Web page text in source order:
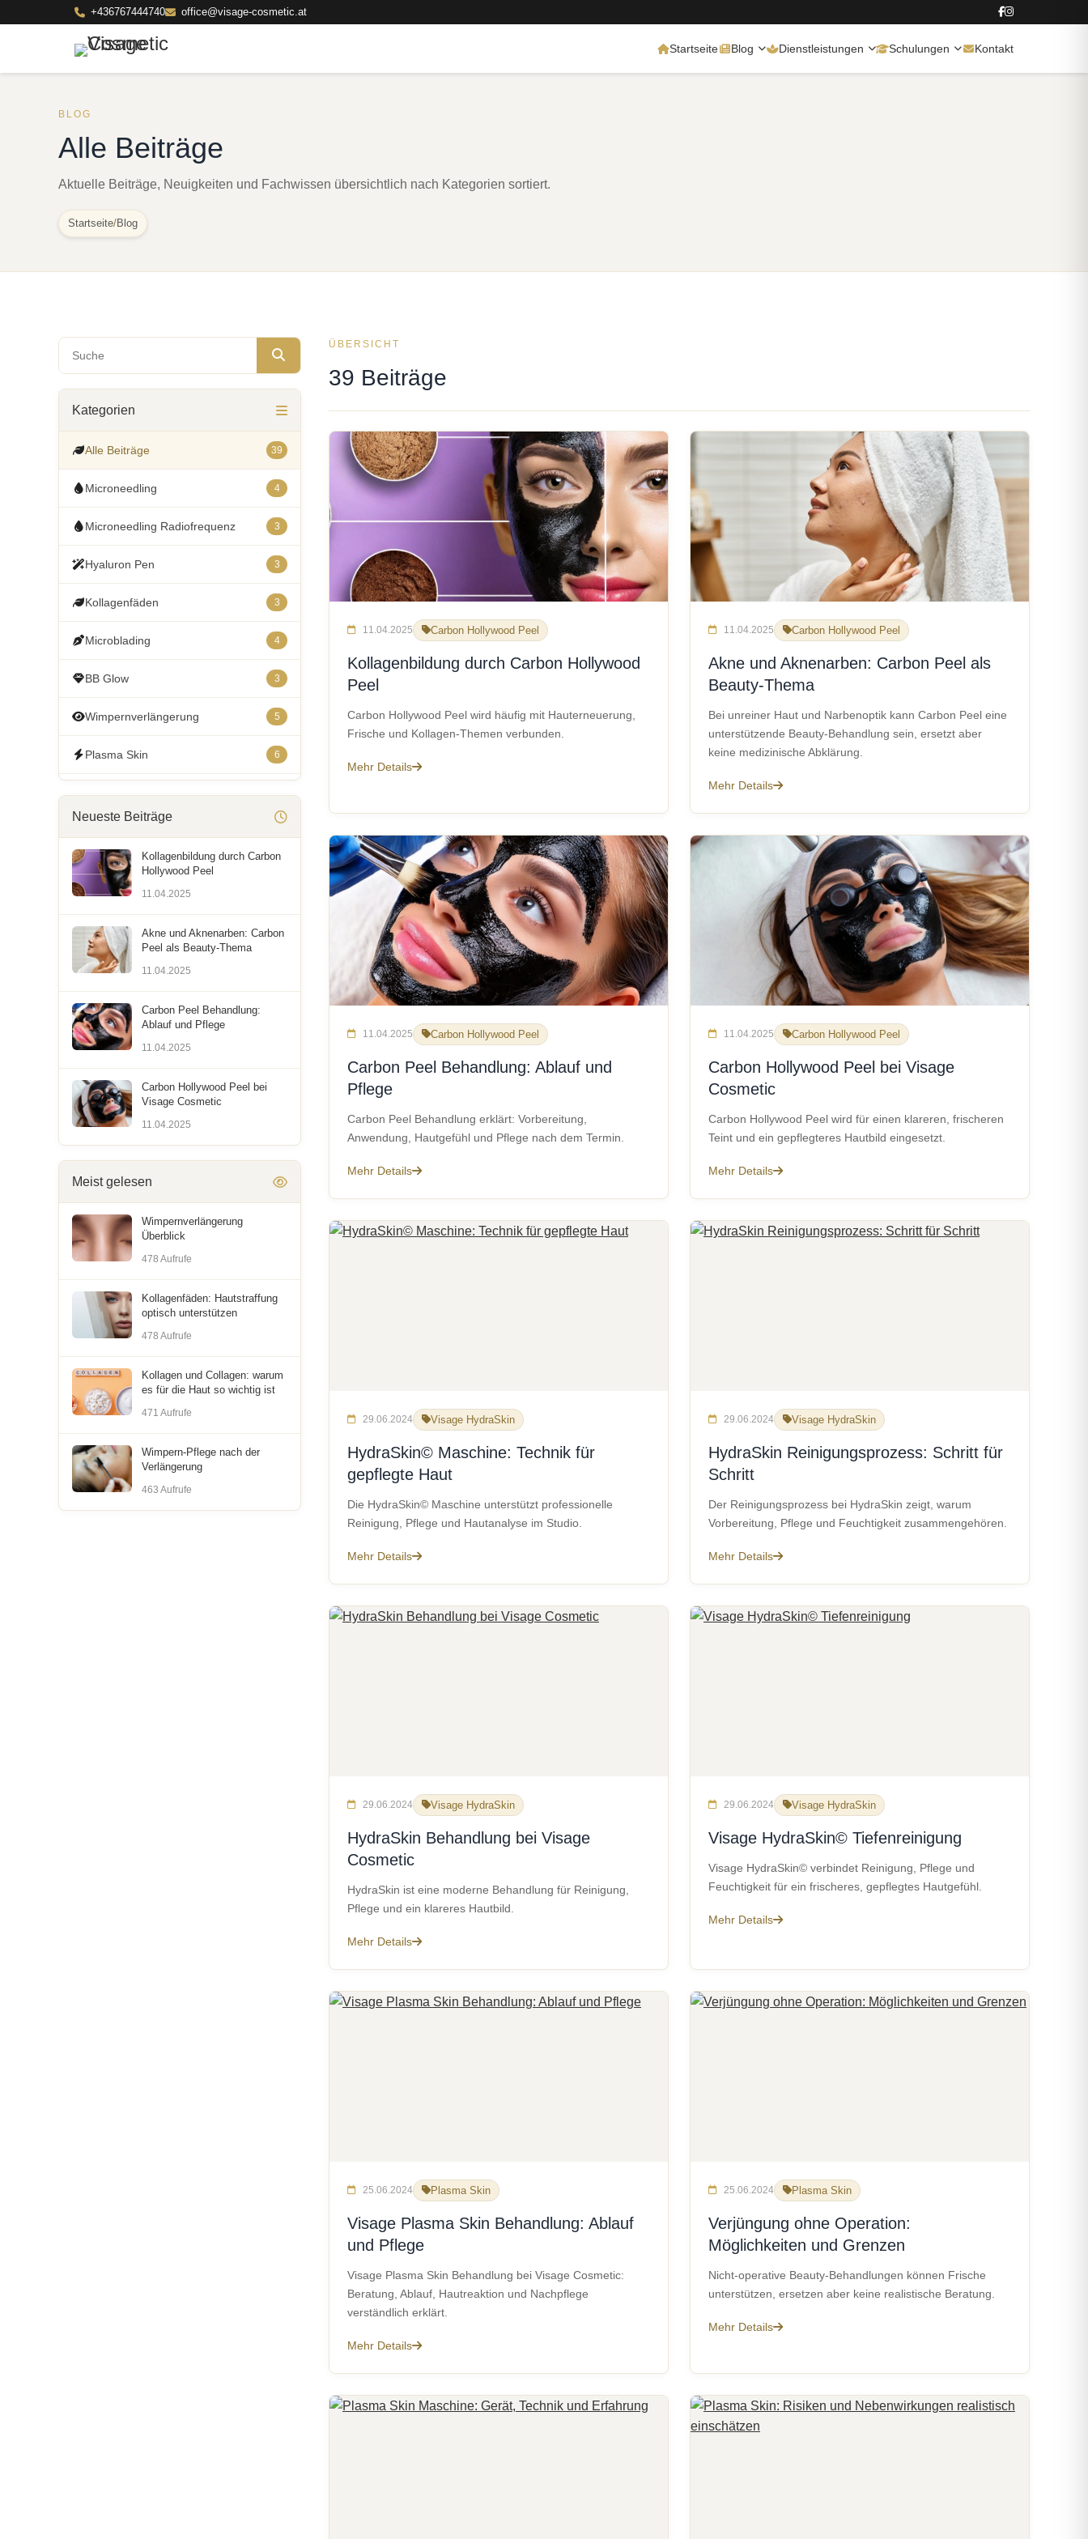
+436767444740 office@visage-cosmetic.at
Startseite Blog Dienstleistungen Schulungen Kontakt
BLOG
Alle Beiträge
Aktuelle Beiträge, Neuigkeiten und Fachwissen übersichtlich nach Kategorien sortiert.
Startseite/Blog
Kategorien
Alle Beiträge 39
Microneedling 4
Microneedling Radiofrequenz 3
Hyaluron Pen 3
Kollagenfäden 3
Microblading 4
BB Glow 3
Wimpernverlängerung 5
Plasma Skin 6
Visage HydraSkin
Neueste Beiträge
Kollagenbildung durch Carbon
Hollywood Peel
11.04.2025
Akne und Aknenarben: Carbon
Peel als Beauty-Thema
11.04.2025
Carbon Peel Behandlung:
Ablauf und Pflege
11.04.2025
Carbon Hollywood Peel bei
Visage Cosmetic
11.04.2025
Meist gelesen
Wimpernverlängerung
Überblick
478 Aufrufe
Kollagenfäden: Hautstraffung
optisch unterstützen
478 Aufrufe
Kollagen und Collagen: warum
es für die Haut so wichtig ist
471 Aufrufe
Wimpern-Pflege nach der
Verlängerung
463 Aufrufe
ÜBERSICHT
39 Beiträge
11.04.2025 Carbon Hollywood Peel
Kollagenbildung durch Carbon Hollywood
Peel
Carbon Hollywood Peel wird häufig mit Hauterneuerung,
Frische und Kollagen-Themen verbunden.
Mehr Details
11.04.2025 Carbon Hollywood Peel
Akne und Aknenarben: Carbon Peel als
Beauty-Thema
Bei unreiner Haut und Narbenoptik kann Carbon Peel eine
unterstützende Beauty-Behandlung sein, ersetzt aber
keine medizinische Abklärung.
Mehr Details
11.04.2025 Carbon Hollywood Peel
Carbon Peel Behandlung: Ablauf und
Pflege
Carbon Peel Behandlung erklärt: Vorbereitung,
Anwendung, Hautgefühl und Pflege nach dem Termin.
Mehr Details
11.04.2025 Carbon Hollywood Peel
Carbon Hollywood Peel bei Visage
Cosmetic
Carbon Hollywood Peel wird für einen klareren, frischeren
Teint und ein gepflegteres Hautbild eingesetzt.
Mehr Details
29.06.2024 Visage HydraSkin
HydraSkin© Maschine: Technik für
gepflegte Haut
Die HydraSkin© Maschine unterstützt professionelle
Reinigung, Pflege und Hautanalyse im Studio.
Mehr Details
29.06.2024 Visage HydraSkin
HydraSkin Reinigungsprozess: Schritt für
Schritt
Der Reinigungsprozess bei HydraSkin zeigt, warum
Vorbereitung, Pflege und Feuchtigkeit zusammengehören.
Mehr Details
29.06.2024 Visage HydraSkin
HydraSkin Behandlung bei Visage
Cosmetic
HydraSkin ist eine moderne Behandlung für Reinigung,
Pflege und ein klareres Hautbild.
Mehr Details
29.06.2024 Visage HydraSkin
Visage HydraSkin© Tiefenreinigung
Visage HydraSkin© verbindet Reinigung, Pflege und
Feuchtigkeit für ein frischeres, gepflegtes Hautgefühl.
Mehr Details
25.06.2024 Plasma Skin
Visage Plasma Skin Behandlung: Ablauf
und Pflege
Visage Plasma Skin Behandlung bei Visage Cosmetic:
Beratung, Ablauf, Hautreaktion und Nachpflege
verständlich erklärt.
Mehr Details
25.06.2024 Plasma Skin
Verjüngung ohne Operation:
Möglichkeiten und Grenzen
Nicht-operative Beauty-Behandlungen können Frische
unterstützen, ersetzen aber keine realistische Beratung.
Mehr Details